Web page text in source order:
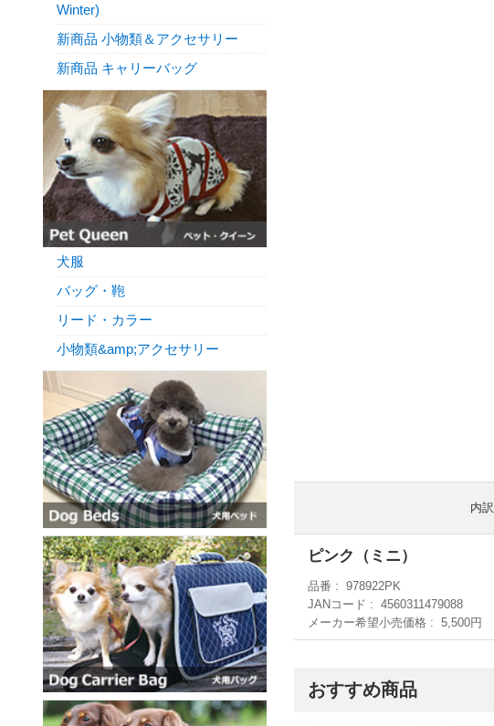
内訳
ピンク（ミニ）
品番
978922PK
JANコード
4560311479088
メーカー希望小売価格
5,500円
おすすめ商品
Winter)
新商品 小物類＆アクセサリー
新商品 キャリーバッグ
犬服
バッグ・鞄
リード・カラー
小物類&amp;アクセサリー